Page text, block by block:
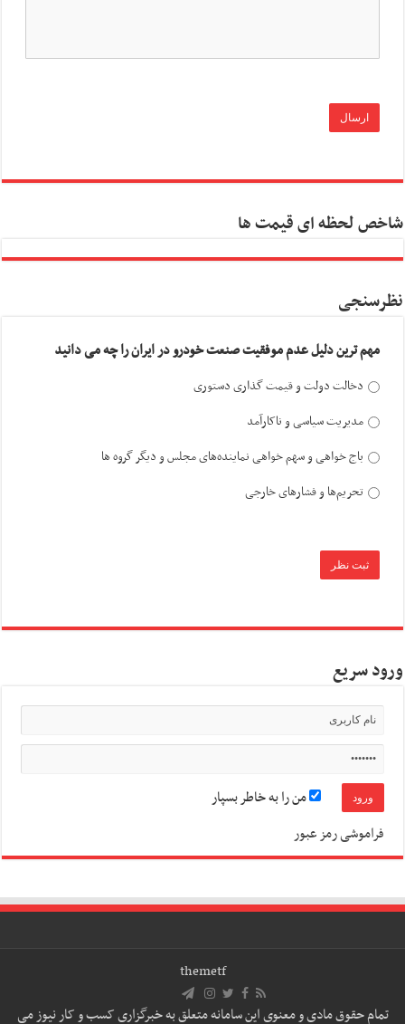
شاخص لحظه ای قیمت ها
نظرسنجی
مهم ترین دلیل عدم موفقیت صنعت خودرو در ایران را چه می دانید
دخالت دولت و قیمت گذاری دستوری
مدیریت سیاسی و ناکارآمد
باج خواهی و سهم خواهی نماینده‌های مجلس و دیگر گروه ها
تحریم‌ها و فشارهای خارجی
ورود سریع
من را به خاطر بسپار
فراموشی رمز عبور
themetf
تمام حقوق مادی و معنوی این سامانه متعلق به خبرگزاری کسب و کار نیوز می